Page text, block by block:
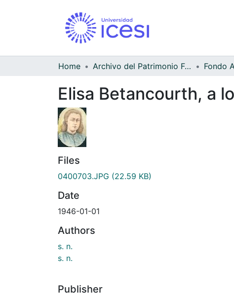
Home Archivo del Patrimonio Fotográfico y Fílmico del Valle del Cauca
Elisa Betancourth, a
Files
0400703.JPG (22.59 KB)
Date
1946-01-01
Authors
s. n.
s. n.
Publisher